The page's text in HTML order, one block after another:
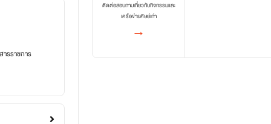
รราชการ
ติดต่อสอบถามเกี่ยวกับกิจกรรมและ
เครือข่ายศิษย์เก่า
→